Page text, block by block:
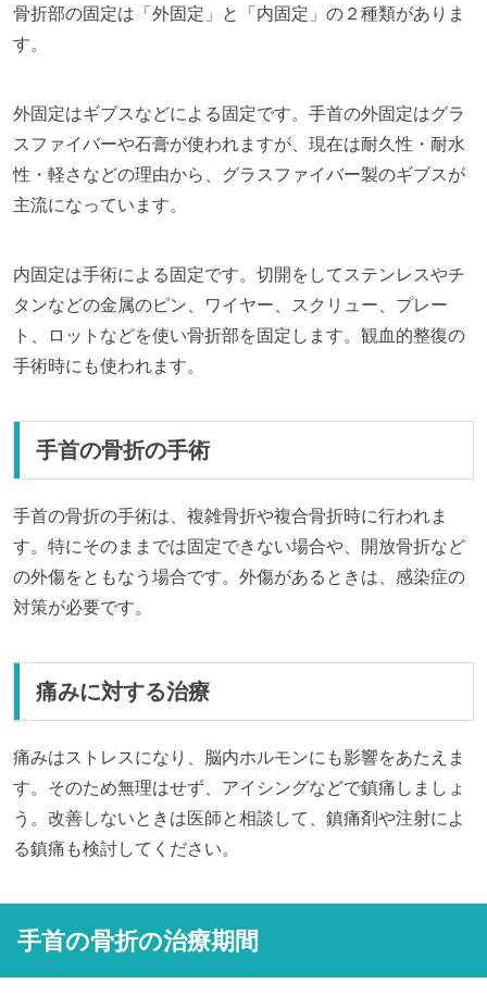
骨折部の固定は「外固定」と「内固定」の２種類がありま
す。
外固定はギブスなどによる固定です。手首の外固定はグラ
スファイバーや石膏が使われますが、現在は耐久性・耐水
性・軽さなどの理由から、グラスファイバー製のギブスが
主流になっています。
内固定は手術による固定です。切開をしてステンレスやチ
タンなどの金属のピン、ワイヤー、スクリュー、プレー
ト、ロットなどを使い骨折部を固定します。観血的整復の
手術時にも使われます。
手首の骨折の手術
手首の骨折の手術は、複雑骨折や複合骨折時に行われま
す。特にそのままでは固定できない場合や、開放骨折など
の外傷をともなう場合です。外傷があるときは、感染症の
対策が必要です。
痛みに対する治療
痛みはストレスになり、脳内ホルモンにも影響をあたえま
す。そのため無理はせず、アイシングなどで鎮痛しましょ
う。改善しないときは医師と相談して、鎮痛剤や注射によ
る鎮痛も検討してください。
手首の骨折の治療期間